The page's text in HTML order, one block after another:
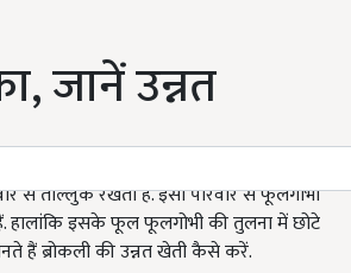
जानें उन्नत
से ताल्लुक रखती है. इसी परिवार से फूलगोभी
हालांकि इसके फूल फूलगोभी की तुलना में छोटे
हैं ब्रोकली की उन्नत खेती कैसे करें.